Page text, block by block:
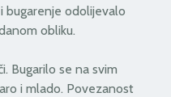
bugarenje odolijevalo
obliku.
Bugarilo se na svim
i mlado. Povezanost